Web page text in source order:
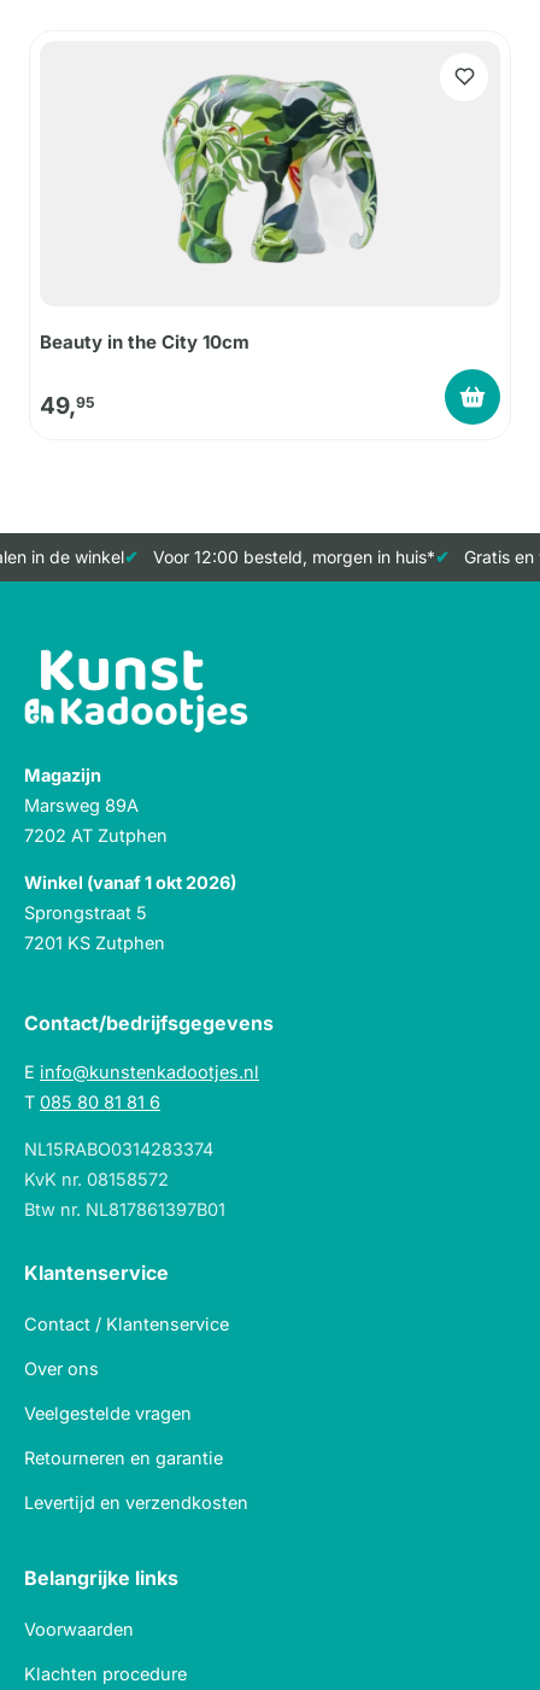
Beauty in the City 10cm
49,95
in de winkel Voor 12:00 besteld, morgen in huis* Gratis en
Magazijn
Marsweg 89A
7202 AT Zutphen
Winkel (vanaf 1 okt 2026)
Sprongstraat 5
7201 KS Zutphen
Contact/bedrijfsgegevens
E info@kunstenkadootjes.nl
T 085 80 81 81 6
NL15RABO0314283374
KvK nr. 08158572
Btw nr. NL817861397B01
Klantenservice
Contact / Klantenservice
Over ons
Veelgestelde vragen
Retourneren en garantie
Levertijd en verzendkosten
Belangrijke links
Voorwaarden
Klachten procedure